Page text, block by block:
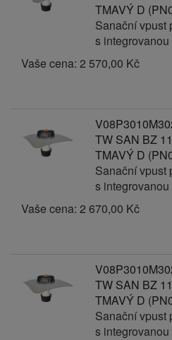
TMAVÝ D
Sanační vpust
s
Vaše cena: 2 570,00 Kč
TW SAN BZ
TMAVÝ D
Sanační vpust
s
Vaše cena: 2 670,00 Kč
TW SAN BZ
TMAVÝ D
Sanační vpust
s